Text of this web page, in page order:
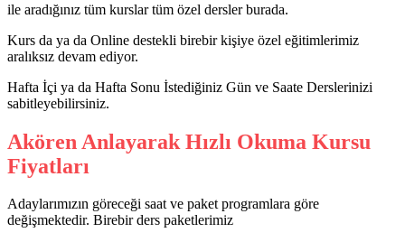
ile aradığınız tüm kurslar tüm özel dersler burada.
Kurs da ya da Online destekli birebir kişiye özel eğitimlerimiz
aralıksız devam ediyor.
Hafta İçi ya da Hafta Sonu İstediğiniz Gün ve Saate Derslerinizi
sabitleyebilirsiniz.
Akören Anlayarak Hızlı Okuma Kursu
Fiyatları
Adaylarımızın göreceği saat ve paket programlara göre
değişmektedir. Birebir ders paketlerimiz